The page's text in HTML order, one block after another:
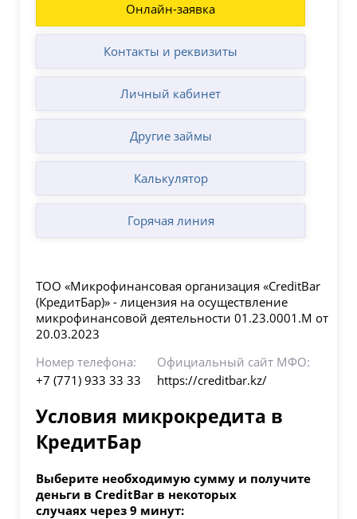
Онлайн-заявка
Контакты и реквизиты
Личный кабинет
Другие займы
Калькулятор
Горячая линия
ТОО «Микрофинансовая организация «CreditBar
(КредитБар)» - лицензия на осуществление
микрофинансовой деятельности 01.23.0001.М от
20.03.2023
Номер телефона:
+7 (771) 933 33 33
Официальный сайт МФО:
https://creditbar.kz/
Условия микрокредита в
КредитБар
Выберите необходимую сумму и получите
деньги в CreditBarв некоторых
случаях через 9 минут: